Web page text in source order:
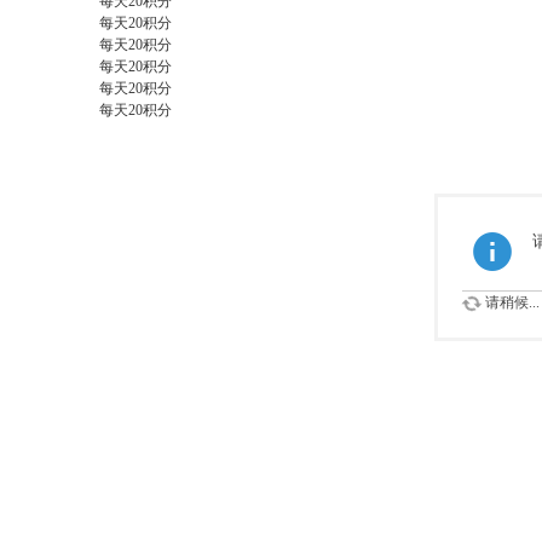
每天20积分
每天20积分
每天20积分
每天20积分
每天20积分
请稍候...